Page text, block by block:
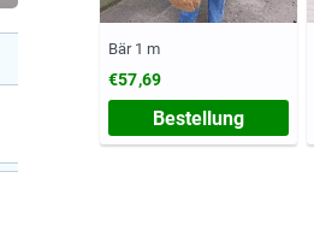
Bär 1 m
€57,69
Bestellung